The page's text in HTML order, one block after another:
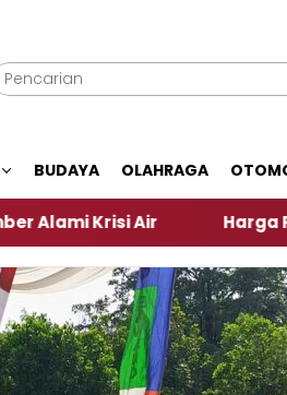
BUDAYA OLAHRAGA
Harga Pertamax Turun